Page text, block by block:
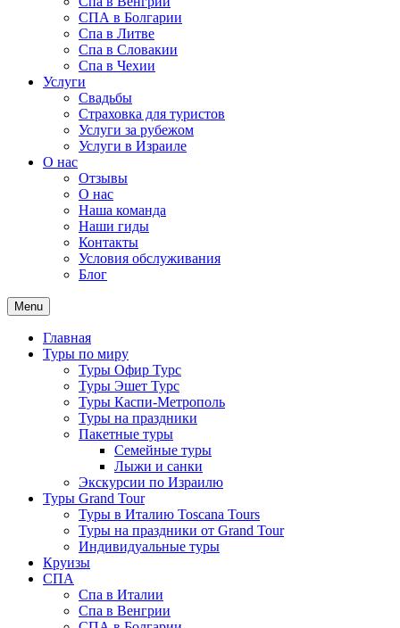
СПА в Болгарии
Спа в Литве
Спа в Словакии
Спа в Чехии
Услуги
Свадьбы
Страховка для туристов
Услуги за рубежом
Услуги в Израиле
О нас
Отзывы
О нас
Наша команда
Наши гиды
Контакты
Условия обслуживания
Блог
Menu
Главная
Туры по миру
Туры Офир Турс
Туры Эшет Турс
Туры Каспи-Метрополь
Туры на праздники
Пакетные туры
Семейные туры
Лыжи и санки
Экскурсии по Израилю
Туры Grand Tour
Туры в Италию Toscana Tours
Туры на праздники от Grand Tour
Индивидуальные туры
Круизы
СПА
Спа в Италии
Спа в Венгрии